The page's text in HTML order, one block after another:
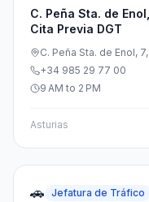
C. Peña Sta. de
Cita Previa DGT
C. Peña Sta. de Enol,
+34 985 29 77 00
9 AM to 2 PM
Asturias
🚗 Jefatura de Tráfico